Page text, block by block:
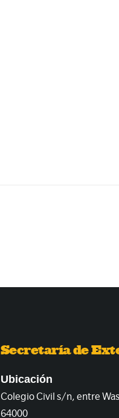
Secretaría de
Ubicación
Colegio Civil s/n, entre
64000